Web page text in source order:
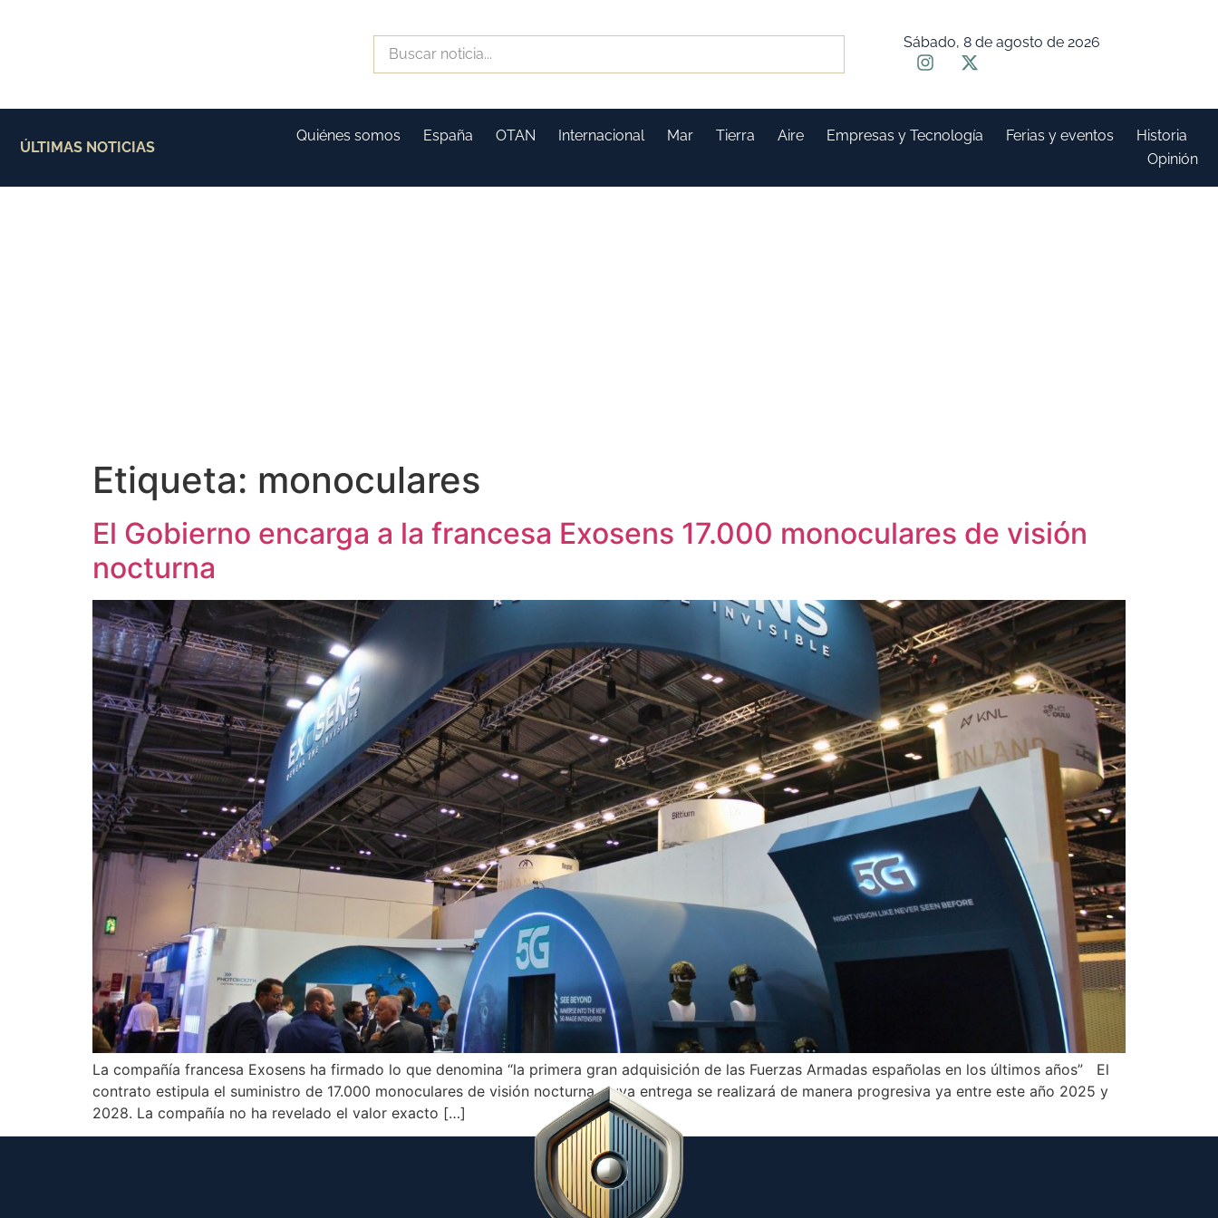
Sábado, 8 de agosto de 2026
ÚLTIMAS NOTICIAS
Quiénes somos España OTAN Internacional Mar Tierra Aire Empresas y Tecnología Ferias y eventos
Historia
Opinión
Etiqueta: monoculares
El Gobierno encarga a la francesa Exosens 17.000 monoculares de visión
nocturna
La compañía francesa Exosens ha firmado lo que denomina “la primera gran adquisición de las Fuerzas Armadas españolas en los últimos años” El
contrato estipula el suministro de 17.000 monoculares de visión nocturna, cuya entrega se realizará de manera progresiva ya entre este año 2025 y
2028. La compañía no ha revelado el valor exacto […]